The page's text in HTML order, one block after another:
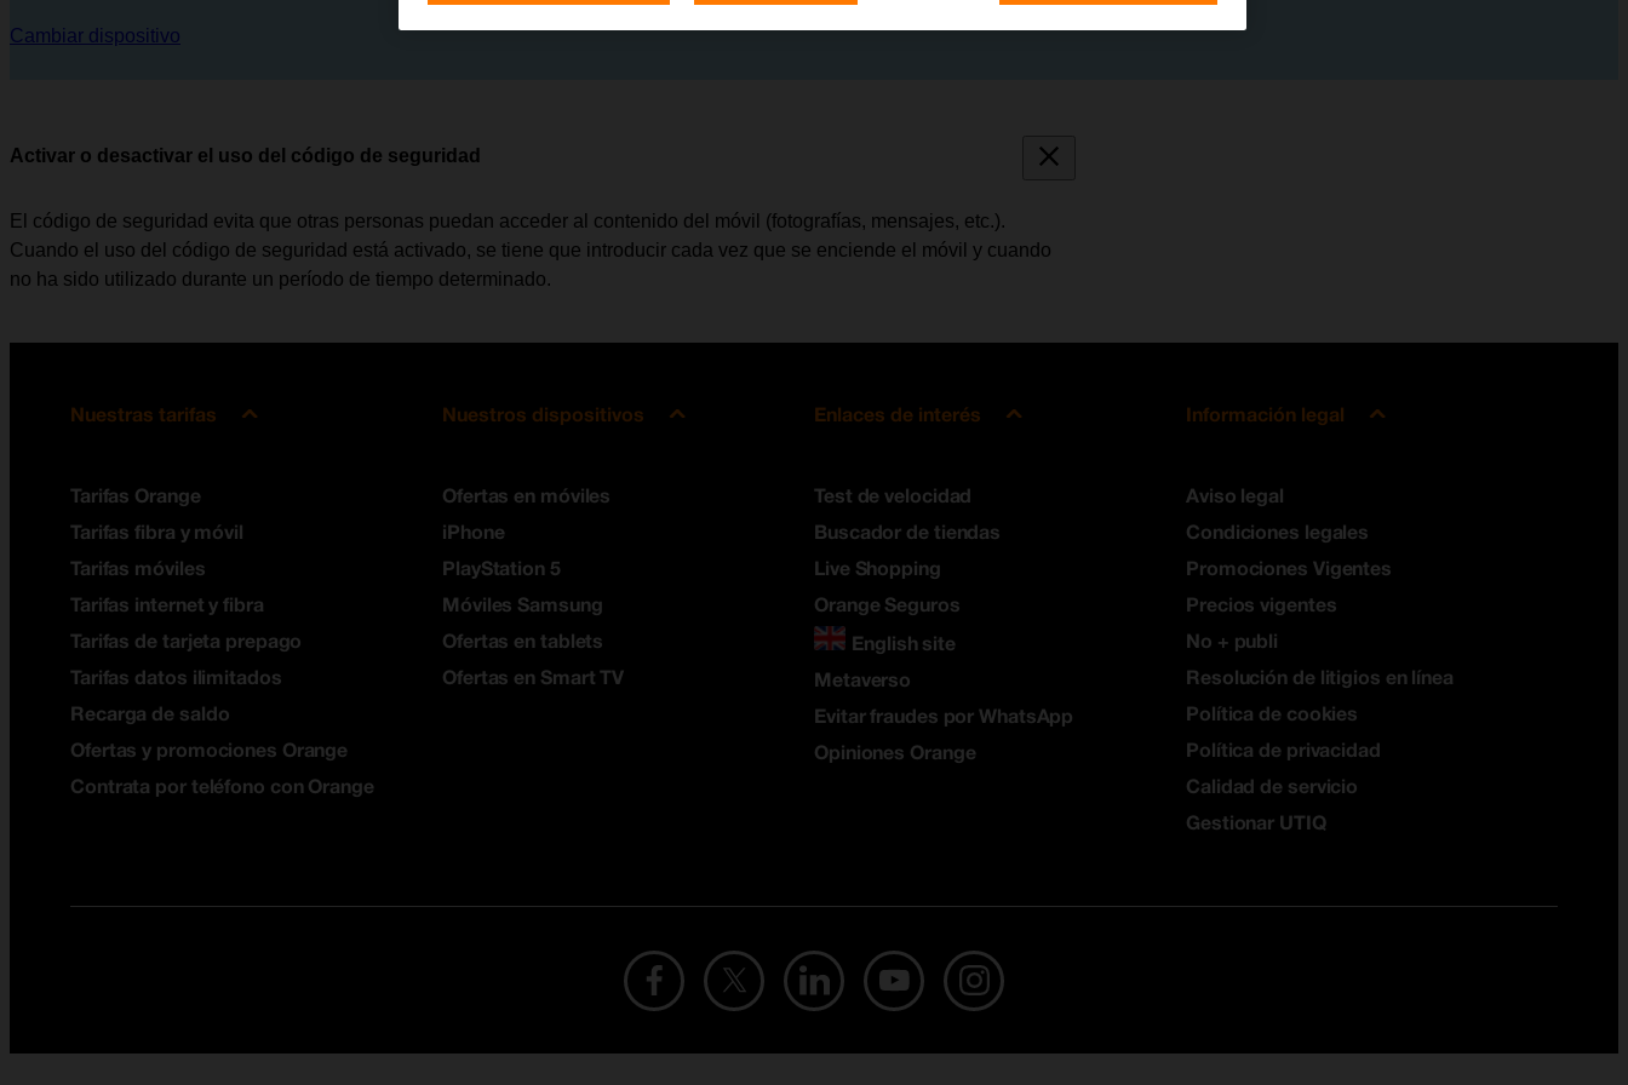
Cambiar dispositivo
Activar o desactivar el uso del código de seguridad
El código de seguridad evita que otras personas puedan acceder al contenido del móvil (fotografías, mensajes, etc.).
Cuando el uso del código de seguridad está activado, se tiene que introducir cada vez que se enciende el móvil y cuando
no ha sido utilizado durante un período de tiempo determinado.
Nuestras tarifas
Tarifas Orange
Tarifas fibra y móvil
Tarifas móviles
Tarifas internet y fibra
Tarifas de tarjeta prepago
Tarifas datos ilimitados
Recarga de saldo
Ofertas y promociones Orange
Contrata por teléfono con Orange
Nuestros dispositivos
Ofertas en móviles
iPhone
PlayStation 5
Móviles Samsung
Ofertas en tablets
Ofertas en Smart TV
Enlaces de interés
Test de velocidad
Buscador de tiendas
Live Shopping
Orange Seguros
English site
Metaverso
Evitar fraudes por WhatsApp
Opiniones Orange
Información legal
Aviso legal
Condiciones legales
Promociones Vigentes
Precios vigentes
No + publi
Resolución de litigios en línea
Política de cookies
Política de privacidad
Calidad de servicio
Gestionar UTIQ